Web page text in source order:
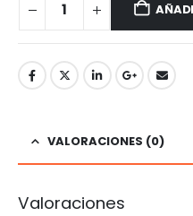
VALORACIONES (0)
Valoraciones